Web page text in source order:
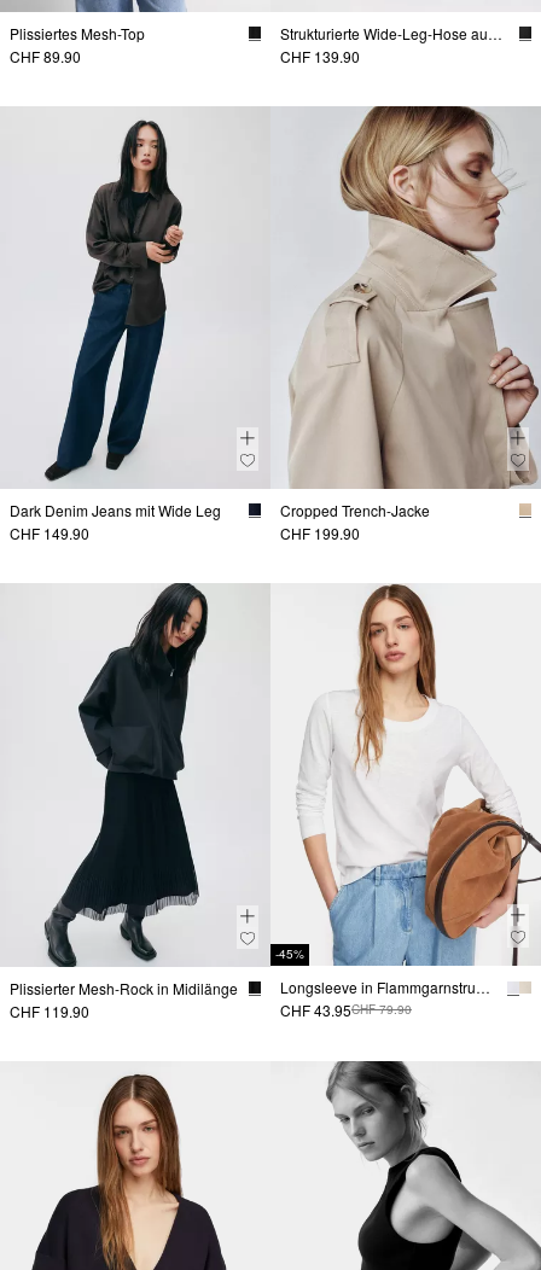
Plissiertes Mesh-Top
CHF 89.90
Strukturierte Wide-Leg-Hose aus Viskosemix
CHF 139.90
Dark Denim Jeans mit Wide Leg
CHF 149.90
Cropped Trench-Jacke
CHF 199.90
Plissierter Mesh-Rock in Midilänge
CHF 119.90
-45%
Longsleeve in Flammgarnstruktur
CHF 43.95CHF 79.90